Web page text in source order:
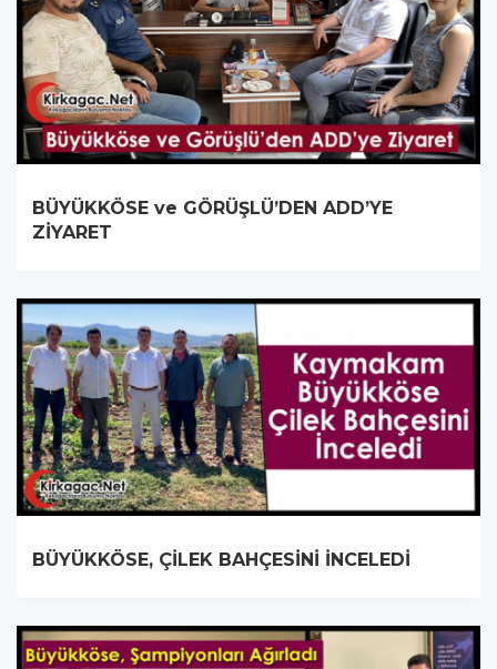
BÜYÜKKÖSE ve GÖRÜŞLÜ’DEN ADD’YE
ZİYARET
BÜYÜKKÖSE, ÇİLEK BAHÇESİNİ İNCELEDİ